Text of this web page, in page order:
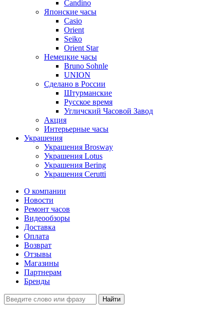
Candino
Японские часы
Casio
Orient
Seiko
Orient Star
Немецкие часы
Bruno Sohnle
UNION
Сделано в России
Штурманские
Русское время
Угличский Часовой Завод
Акция
Интерьерные часы
Украшения
Украшения Brosway
Украшения Lotus
Украшения Bering
Украшения Cerutti
О компании
Новости
Ремонт часов
Видеообзоры
Доставка
Оплата
Возврат
Отзывы
Магазины
Партнерам
Бренды